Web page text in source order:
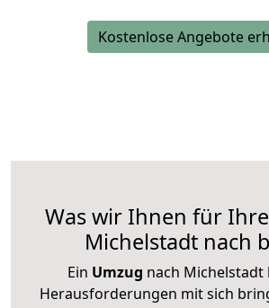
Kostenlose Angebote
Was wir Ihnen für
Michelstadt nach
Ein Umzug nach Michelstadt
Herausforderungen mit sich